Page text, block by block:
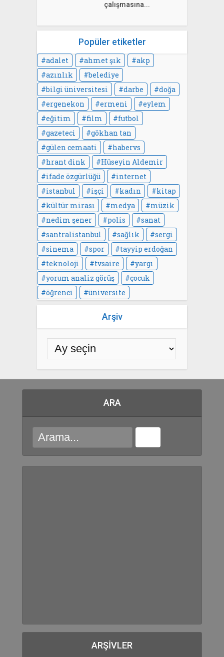
çalışmasına...
Popüler etiketler
adalet ahmet şık
akp
azınlık
belediye
bilgi üniversitesi
darbe
doğa
ergenekon
ermeni
eylem
eğitim
film
futbol
gazeteci
gökhan tan
gülen cemaati
habervs
hrant dink
Hüseyin Aldemir
ifade özgürlüğü
internet
istanbul
işçi kadın
kitap
kültür mirası
medya
müzik
nedim şener
polis
sanat
santralistanbul
sağlık
sergi
sinema
spor
tayyip erdoğan
teknoloji
tvsaire
yargı
yorum analiz görüş
çocuk
öğrenci
üniversite
Arşiv
ARA
ARŞIVLER